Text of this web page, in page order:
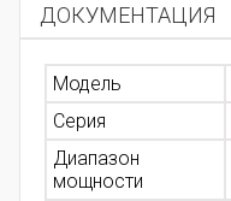
ДОКУМЕНТАЦИЯ
Модель
Серия
Диапазон
мощности